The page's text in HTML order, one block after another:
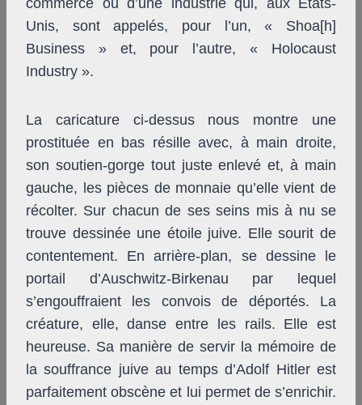
Unis, sont appelés, pour l’un, « Shoa[h]
Business » et, pour l’autre, « Holocaust
Industry ».
La caricature ci-dessus nous montre une
prostituée en bas résille avec, à main droite,
son soutien-gorge tout juste enlevé et, à main
gauche, les pièces de monnaie qu’elle vient de
récolter. Sur chacun de ses seins mis à nu se
trouve dessinée une étoile juive. Elle sourit de
contentement. En arrière-plan, se dessine le
portail d’Auschwitz-Birkenau par lequel
s’engouffraient les convois de déportés. La
créature, elle, danse entre les rails. Elle est
heureuse. Sa manière de servir la mémoire de
la souffrance juive au temps d’Adolf Hitler est
parfaitement obscène et lui permet de s’enrichir.